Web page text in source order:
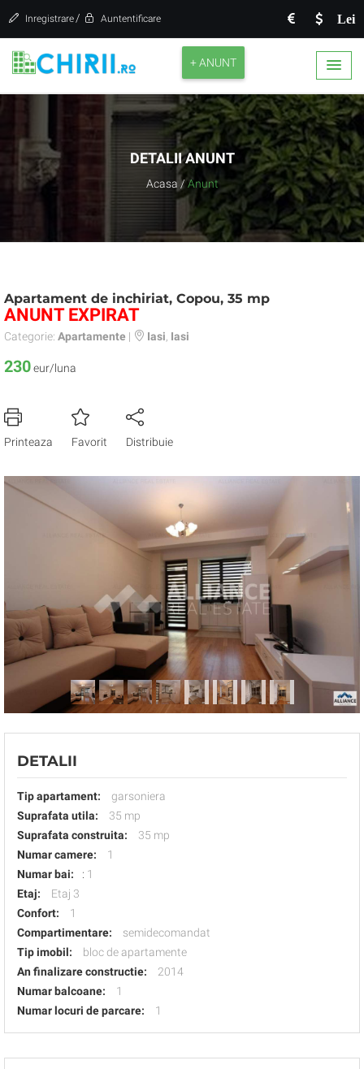
Lei
Inregistrare / Auntentificare
+ ANUNT
DETALII ANUNT
Acasa / Anunt
Apartament de inchiriat, Copou, 35 mp
ANUNT EXPIRAT
Categorie: Apartamente | Iasi Iasi
230eur/luna
Printeaza Favorit Distribuie
DETALII
Tip apartament:
garsoniera
Suprafata utila:
35 mp
Suprafata construita:
35 mp
Numar camere:
1
Numar bai:
: 1
Etaj:
Etaj 3
Confort:
1
Compartimentare:
semidecomandat
Tip imobil:
bloc de apartamente
An finalizare constructie:
2014
Numar balcoane:
1
Numar locuri de parcare:
1